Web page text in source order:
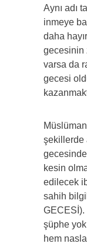
Aynı adı
inmeye
daha
gecesinin
varsa da
gecesi
şekillerde
kesin
edilecek
sahih
GECESİ).
şüphe yok
hem